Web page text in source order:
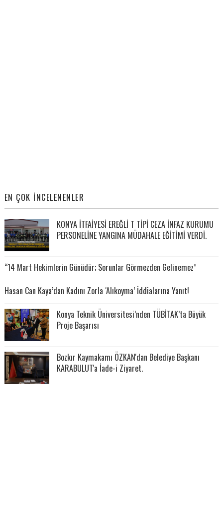
EN ÇOK İNCELENENLER
KONYA İTFAİYESİ EREĞLİ T TİPİ CEZA İNFAZ KURUMU
PERSONELİNE YANGINA MÜDAHALE EĞİTİMİ VERDİ.
“14 Mart Hekimlerin Günüdür; Sorunlar Görmezden Gelinemez”
Hasan Can Kaya’dan Kadını Zorla ‘Alıkoyma’ İddialarına Yanıt!
Konya Teknik Üniversitesi’nden TÜBİTAK’ta Büyük
Proje Başarısı
Bozkır Kaymakamı ÖZKAN'dan Belediye Başkanı
KARABULUT'a İade-i Ziyaret.